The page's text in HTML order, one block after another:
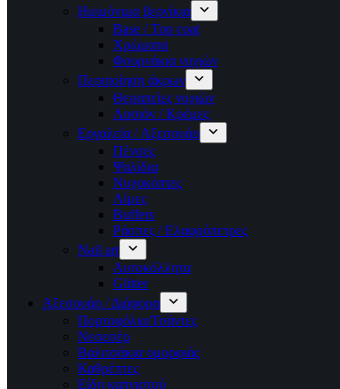
Ημιμόνιμα βερνίκια
Base / Top coat
Χρώματα
Φουρνάκια νυχιών
Περιποίηση άκρων
Θεραπείες νυχιών
Λοσιόν / Κρέμες
Εργαλεία / Αξεσουάρ
Πένσες
Ψαλίδια
Νυχοκόπτες
Λίμες
Buffers
Ράσπες / Ελαφρόπετρες
Nail art
Αυτοκόλλητα
Glitter
Αξεσουάρ / Διάφορα
Πορτοφόλια/Τσάντες
Νεσεσέρ
Βαλιτσάκια ομορφιάς
Καθρέπτες
Είδη καπνιστού